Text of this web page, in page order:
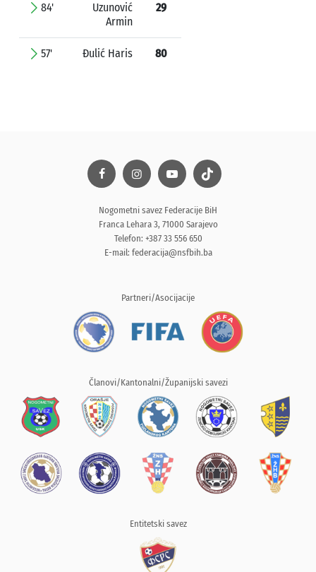
84'
Uzunović
Armin
29
57' Đulić Haris 80
Nogometni savez Federacije BiH
Franca Lehara 3, 71000 Sarajevo
Telefon: +387 33 556 650
E-mail: federacija@nsfbih.ba
Partneri/Asocijacije
Članovi/Kantonalni/Županijski savezi
Entitetski savez